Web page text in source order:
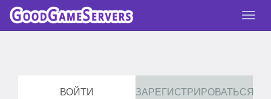
ВОЙТИ ЗАРЕГИСТРИРОВАТЬСЯ